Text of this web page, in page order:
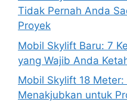
Tidak Pernah Anda
Proyek
Mobil Skylift Baru: 7
yang Wajib Anda
Mobil Skylift 18 Meter:
Menakjubkan untuk